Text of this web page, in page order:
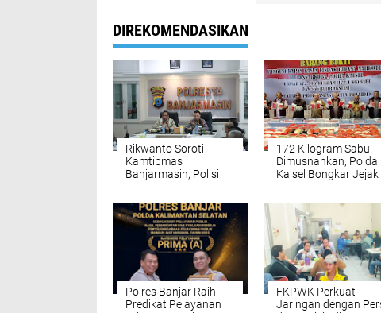
DIREKOMENDASIKAN
Rikwanto Soroti
Kamtibmas
Banjarmasin, Polisi
172 Kilogram Sabu
Dimusnahkan, Polda
Kalsel Bongkar Jejak
Polres Banjar Raih
Predikat Pelayanan
FKPWK Perkuat
Jaringan dengan